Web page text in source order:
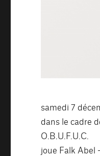
samedi 7
dans le cadre
O.B.U.F.U.C.
joue Falk Abel